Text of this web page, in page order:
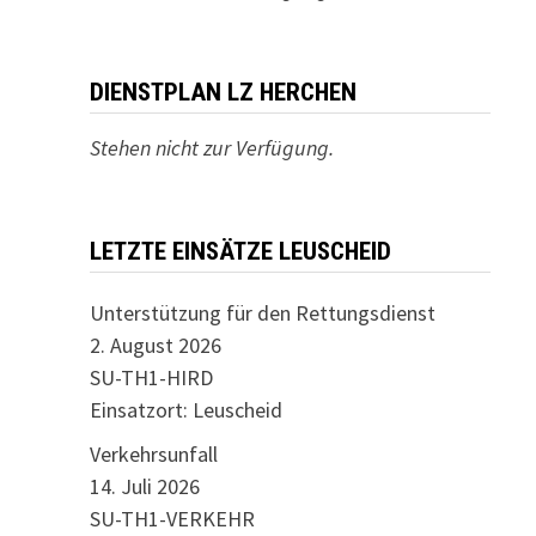
DIENSTPLAN LZ HERCHEN
Stehen nicht zur Verfügung.
LETZTE EINSÄTZE LEUSCHEID
Unterstützung für den Rettungsdienst
2. August 2026
SU-TH1-HIRD
Einsatzort: Leuscheid
Verkehrsunfall
14. Juli 2026
SU-TH1-VERKEHR